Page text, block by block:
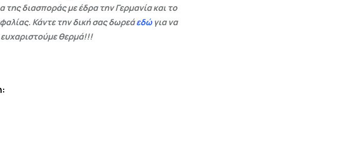
διασποράς με έδρα την Γερμανία και το
Κάντε την δική σας δωρεάεδώγια να
θερμά!!!